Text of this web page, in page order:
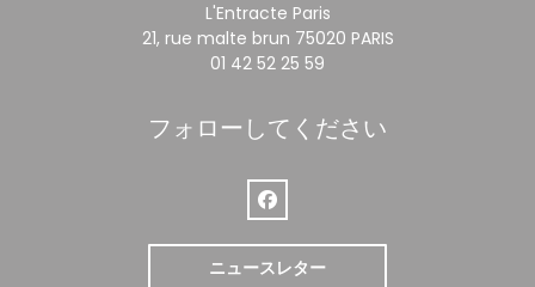
L'Entracte Paris
21, rue malte brun 75020 PARIS((新しいウィンド
01 42 52 25 59
フォローしてください
Facebook ((新しいウィンドウで
ニュースレター